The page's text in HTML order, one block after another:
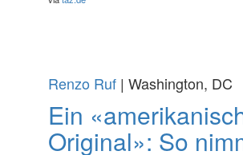
Renzo Ruf | Washington, DC
Ein
Original»: So